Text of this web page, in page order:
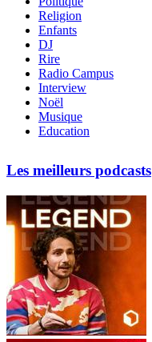
Religion
Enfants
DJ
Rire
Radio Campus
Interview
Noël
Musique
Education
Les meilleurs podcasts